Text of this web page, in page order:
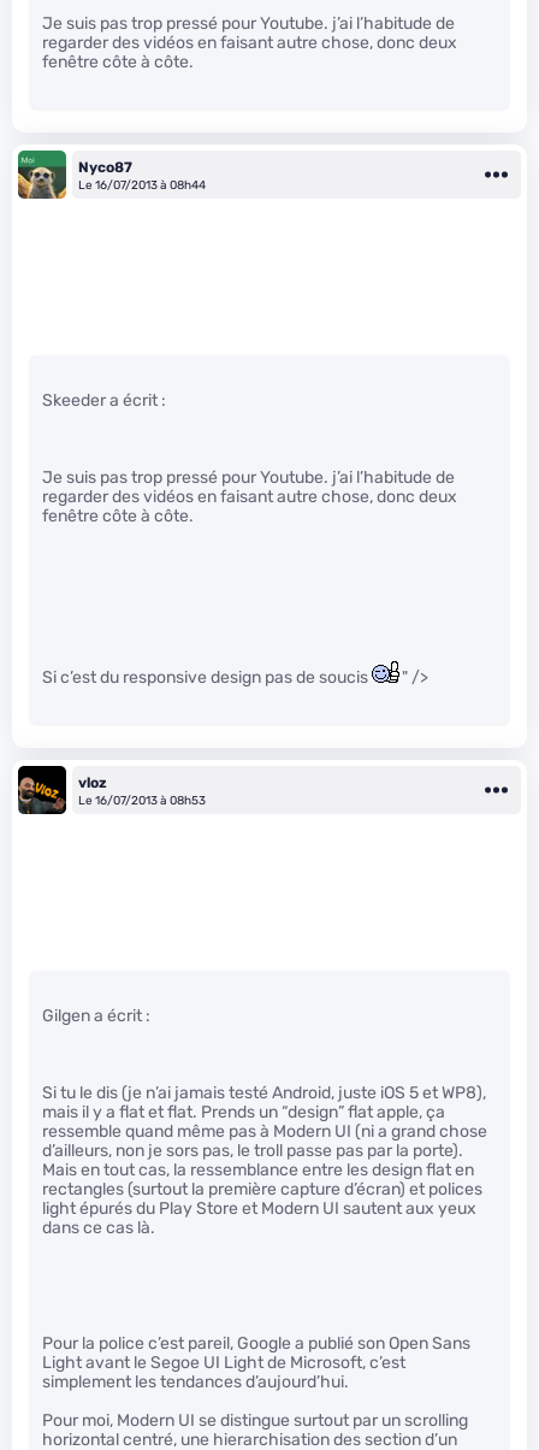
Je suis pas trop pressé pour Youtube. j’ai l’habitude de
regarder des vidéos en faisant autre chose, donc deux
fenêtre côte à côte.
Nyco87
Le 16/07/2013 à 08h44
Skeeder a écrit :
Je suis pas trop pressé pour Youtube. j’ai l’habitude de
regarder des vidéos en faisant autre chose, donc deux
fenêtre côte à côte.
Si c’est du responsive design pas de soucis " />
vloz
Le 16/07/2013 à 08h53
Gilgen a écrit :
Si tu le dis (je n’ai jamais testé Android, juste iOS 5 et WP8),
mais il y a flat et flat. Prends un “design” flat apple, ça
ressemble quand même pas à Modern UI (ni a grand chose
d’ailleurs, non je sors pas, le troll passe pas par la porte).
Mais en tout cas, la ressemblance entre les design flat en
rectangles (surtout la première capture d’écran) et polices
light épurés du Play Store et Modern UI sautent aux yeux
dans ce cas là.
Pour la police c’est pareil, Google a publié son Open Sans
Light avant le Segoe UI Light de Microsoft, c’est
simplement les tendances d’aujourd’hui.
Pour moi, Modern UI se distingue surtout par un scrolling
horizontal centré, une hierarchisation des section d’un